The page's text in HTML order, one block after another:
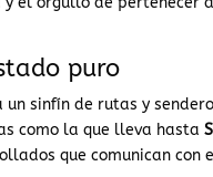
puro
un sinfín de rutas y
como la que lleva hasta
que comunican con